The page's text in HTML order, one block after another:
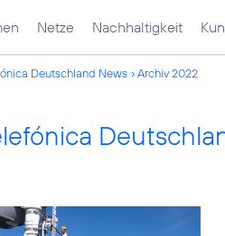
Netze Nachhaltigkeit
Deutschland News Archiv 2022